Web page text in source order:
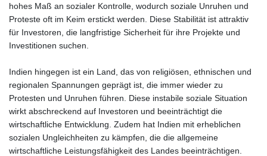
hohes Maß an sozialer Kontrolle, wodurch soziale Unruhen und
Proteste oft im Keim erstickt werden. Diese Stabilität ist attraktiv
für Investoren, die langfristige Sicherheit für ihre Projekte und
Investitionen suchen.
Indien hingegen ist ein Land, das von religiösen, ethnischen und
regionalen Spannungen geprägt ist, die immer wieder zu
Protesten und Unruhen führen. Diese instabile soziale Situation
wirkt abschreckend auf Investoren und beeinträchtigt die
wirtschaftliche Entwicklung. Zudem hat Indien mit erheblichen
sozialen Ungleichheiten zu kämpfen, die die allgemeine
wirtschaftliche Leistungsfähigkeit des Landes beeinträchtigen.